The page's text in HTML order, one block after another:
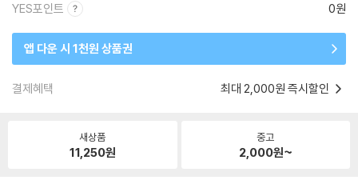
YES포인트 0원
앱 다운 시 1천원 상품권
결제혜택 최대 2,000원 즉시할인
새상품
11,250원
중고
2,000원~